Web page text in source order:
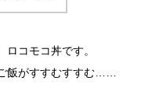
コモコ丼です。
飯がすすむすすむ……